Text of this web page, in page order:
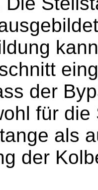
der
für
als
der